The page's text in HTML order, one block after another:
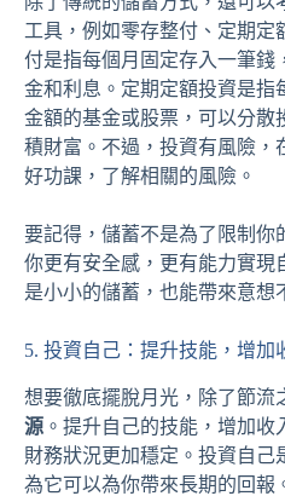
工具，例如零存整付、定期定
付是指每個月固定存入一筆錢
金和利息。定期定額投資是指
金額的基金或股票，可以分散
積財富。不過，投資有風險，
好功課，了解相關的風險。
要記得，儲蓄不是為了限制你
你更有安全感，更有能力實現
是小小的儲蓄，也能帶來意想
5. 投資自己：提升技能，增加
想要徹底擺脫月光，除了節流
源 。提升自己的技能，增加收
財務狀況更加穩定。投資自己
為它可以為你帶來長期的回報